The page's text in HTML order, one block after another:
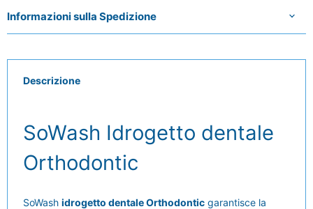
Informazioni sulla Spedizione
Descrizione
SoWash Idrogetto dentale
Orthodontic
SoWash idrogetto dentale Orthodonticgarantisce la